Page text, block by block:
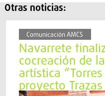
Otras noticias:
Comunicación AMCS
Navarrete
cocreación de
artística
proyecto